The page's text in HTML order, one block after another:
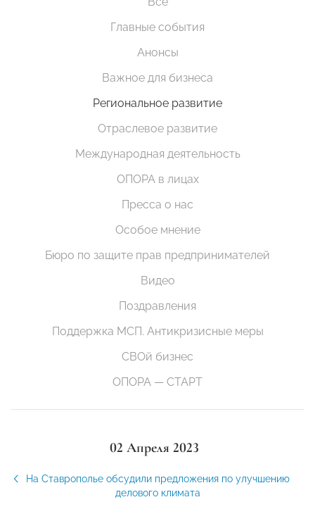
Главные события
Анонсы
Важное для бизнеса
Региональное развитие
Отраслевое развитие
Международная деятельность
ОПОРА в лицах
Пресса о нас
Особое мнение
Бюро по защите прав предпринимателей
Видео
Поздравления
Поддержка МСП. Антикризисные меры
СВОй бизнес
ОПОРА — СТАРТ
02 Апреля 2023
На Ставрополье обсудили предложения по улучшению
делового климата